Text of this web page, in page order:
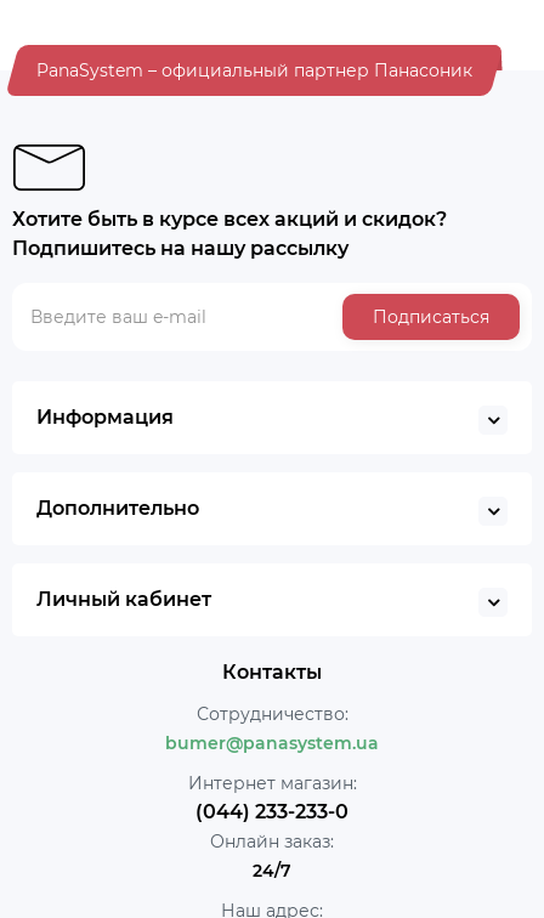
PanaSystem – официальный партнер Панасоник
Хотите быть в курсе всех акций и скидок?
Подпишитесь на нашу рассылку
Подписаться
Информация
Дополнительно
Личный кабинет
Контакты
Сотрудничество:
bumer@panasystem.ua
Интернет магазин:
(044) 233-233-0
Онлайн заказ:
24/7
Наш адрес: